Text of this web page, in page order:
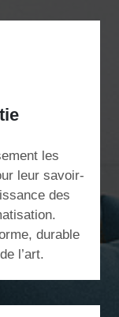
les
leur savoir-
des
durable
l’art.